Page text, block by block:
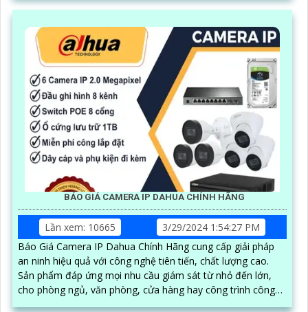
BÁO GIÁ CAMERA IP DAHUA CHÍNH HÃNG
Lần xem: 10665
3/29/2024 1:54:27 PM
Báo Giá Camera IP Dahua Chính Hãng cung cấp giải pháp
an ninh hiệu quả với công nghệ tiên tiến, chất lượng cao.
Sản phẩm đáp ứng mọi nhu cầu giám sát từ nhỏ đến lớn,
cho phòng ngủ, văn phòng, cửa hàng hay công trình công
cộng